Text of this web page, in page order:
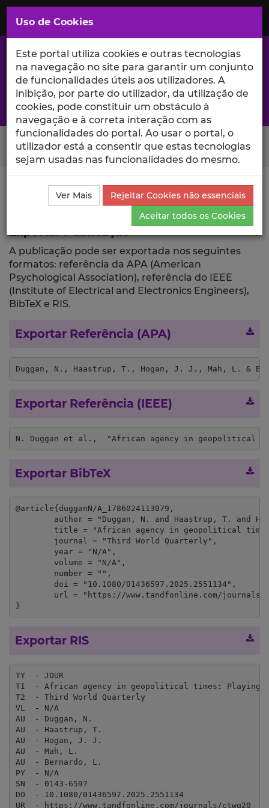
Saltar
para
Conteúdo
Principal
A excelência da investigação e ciência no Iscte
Search Button
Ciência_Iscte Publicações
Descrição Detalhada da
Publicação
Exportar
A publicação pode ser exportada nos seguintes
formatos: referência da APA (American
Psychological Association), referência do IEEE
(Institute of Electrical and Electronics Engineers),
BibTeX e RIS.
Exportar Referência (APA)
Duggan, N., Haastrup, T., Hogan, J. J., Mah, L. &
Exportar Referência (IEEE)
N. Duggan et al.,  "African agency in geopolitical
Exportar BibTeX
@article{dugganN/A_1786024113079,
}
Exportar RIS
TY  - JOUR
TI  - African agency in geopolitical times: Playing
T2  - Third World Quarterly
VL  - N/A
AU  - Duggan, N.
AU  - Haastrup, T.
AU  - Hogan, J. J.
AU  - Mah, L.
AU  - Bernardo, L.
PY  - N/A
SN  - 0143-6597
DO  - 10.1080/01436597.2025.2551134
UR  - https://www.tandfonline.com/journals/ctwq20
Uso de Cookies
Este portal utiliza cookies e outras tecnologias
na navegação no site para garantir um conjunto
de funcionalidades úteis aos utilizadores. A
inibição, por parte do utilizador, da utilização de
cookies, pode constituir um obstáculo à
navegação e à correta interação com as
funcionalidades do portal. Ao usar o portal, o
utilizador está a consentir que estas tecnologias
sejam usadas nas funcionalidades do mesmo.
Ver Mais
Rejeitar Cookies não essenciais
Aceitar todos os Cookies